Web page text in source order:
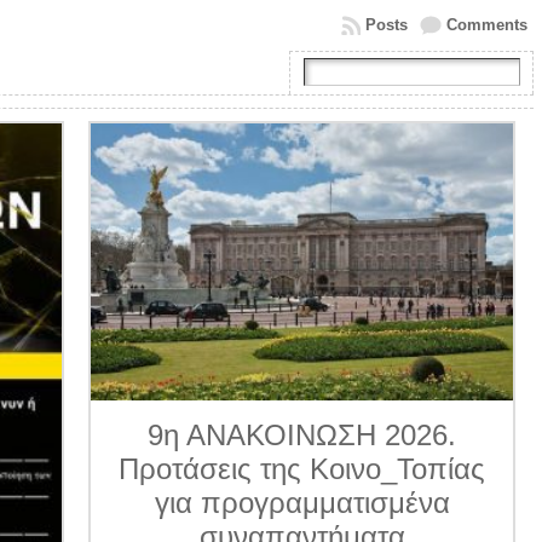
Comments
Posts
9η ΑΝΑΚΟΙΝΩΣΗ 2026.
Προτάσεις της Κοινο_Τοπίας
για προγραμματισμένα